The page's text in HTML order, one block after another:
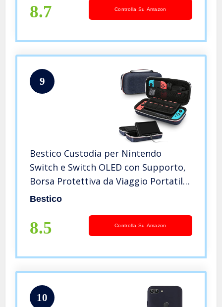
5G, Nero
8.7 Controlla Su Amazon
9
Bestico Custodia per Nintendo
Switch e Switch OLED con Supporto,
Borsa Protettiva da Viaggio Portatile
Rigida per Nintendo Switch Console e
Cartucce 10 giochi
Bestico
8.5 Controlla Su Amazon
10